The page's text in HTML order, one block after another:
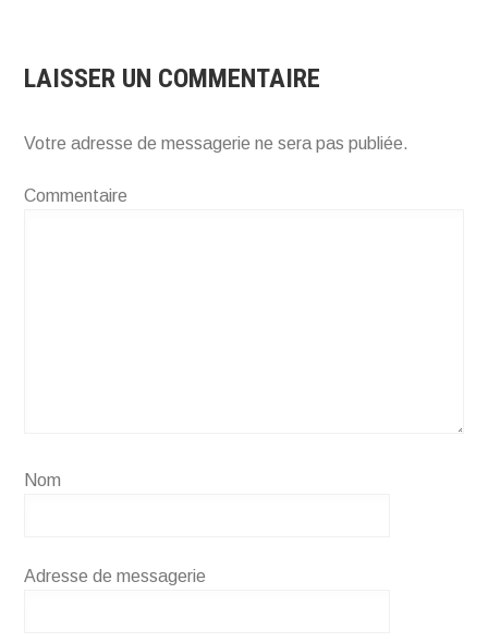
L’ARTICLE
LAISSER UN COMMENTAIRE
Votre adresse de messagerie ne sera pas publiée.
Commentaire
Nom
Adresse de messagerie